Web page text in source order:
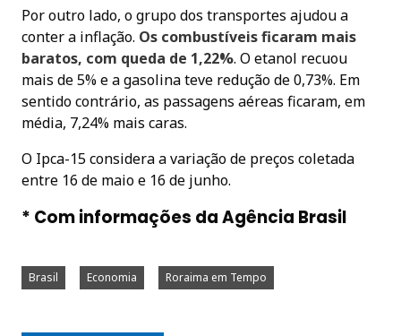
Por outro lado, o grupo dos transportes ajudou a
conter a inflação. Os combustíveis ficaram mais
baratos, com queda de 1,22%. O etanol recuou
mais de 5% e a gasolina teve redução de 0,73%. Em
sentido contrário, as passagens aéreas ficaram, em
média, 7,24% mais caras.
O Ipca-15 considera a variação de preços coletada
entre 16 de maio e 16 de junho.
* Com informações da Agência Brasil
Brasil Economia Roraima em Tempo